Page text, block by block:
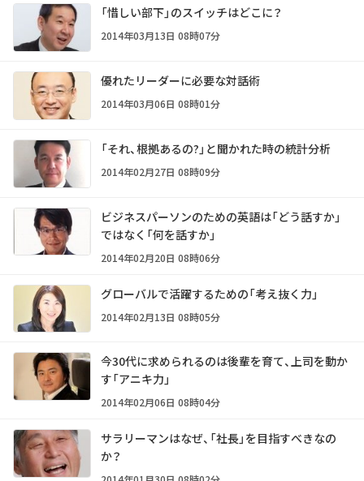
「惜しい部下」のスイッチはどこに？
2014年03月13日 08時07分
優れたリーダーに必要な対話術
2014年03月06日 08時01分
「それ、根拠あるの?」と聞かれた時の統計分析
2014年02月27日 08時09分
ビジネスパーソンのための英語は「どう話すか」
ではなく「何を話すか」
2014年02月20日 08時06分
グローバルで活躍するための「考え抜く力」
2014年02月13日 08時05分
今30代に求められるのは後輩を育て、上司を動か
す「アニキ力」
2014年02月06日 08時04分
サラリーマンはなぜ、「社長」を目指すべきなの
か？